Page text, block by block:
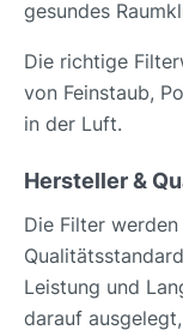
gesundes
Die richtige
von Feinstaub,
in der Luft.
Hersteller &
Die Filter
Leistung und
darauf